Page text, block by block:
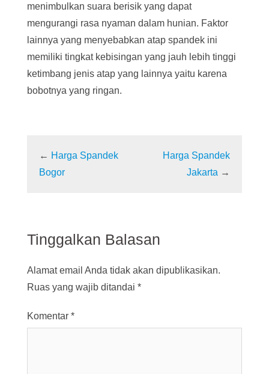
menimbulkan suara berisik yang dapat
mengurangi rasa nyaman dalam hunian. Faktor
lainnya yang menyebabkan atap spandek ini
memiliki tingkat kebisingan yang jauh lebih tinggi
ketimbang jenis atap yang lainnya yaitu karena
bobotnya yang ringan.
← Harga Spandek
Bogor
Harga Spandek
Jakarta →
Tinggalkan Balasan
Alamat email Anda tidak akan dipublikasikan.
Ruas yang wajib ditandai *
Komentar *